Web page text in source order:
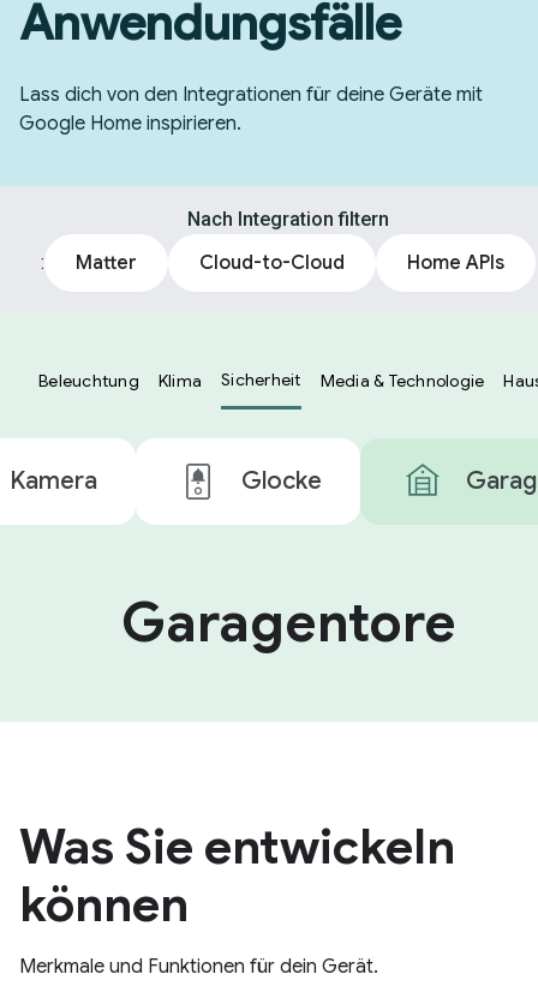
Anwendungsfälle
Lass dich von den Integrationen für deine Geräte mit
Google Home inspirieren.